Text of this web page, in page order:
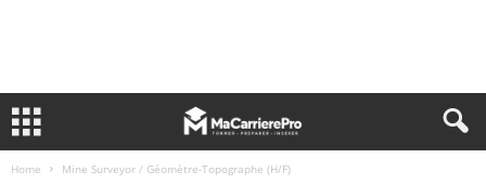
Home Mine Surveyor / Géomètre-Topographe (H/F)